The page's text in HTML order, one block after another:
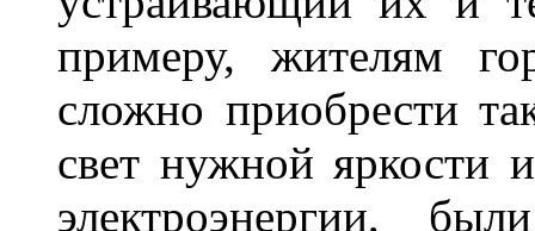
примеру, жителям
сложно приобрести
свет нужной яркости
электроэнергии,